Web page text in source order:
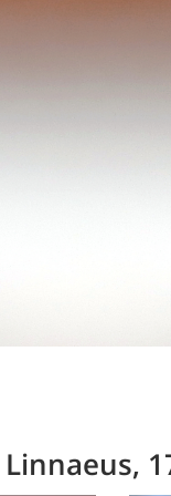
Linnaeus,